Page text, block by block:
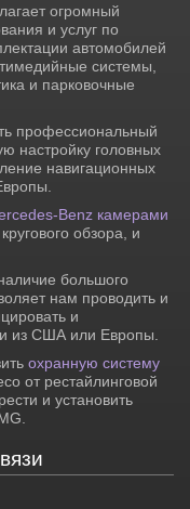
огромный
и услуг по
автомобилей
системы,
и парковочные
профессиональный
настройку головных
навигационных
Benz камерами
обзора, и
большого
нам проводить и
и
из США или Европы.
охранную систему
от рестайлинговой
и установить